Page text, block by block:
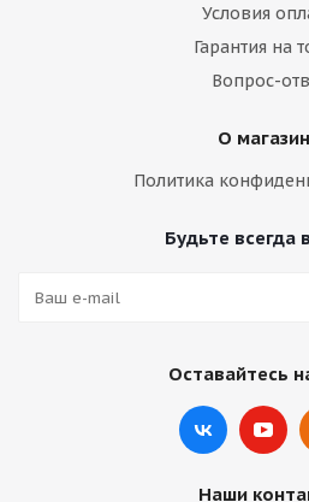
Условия
Гарантия на
Вопрос-
О
Политика
Будьте всегда
Оставайтесь
Наши